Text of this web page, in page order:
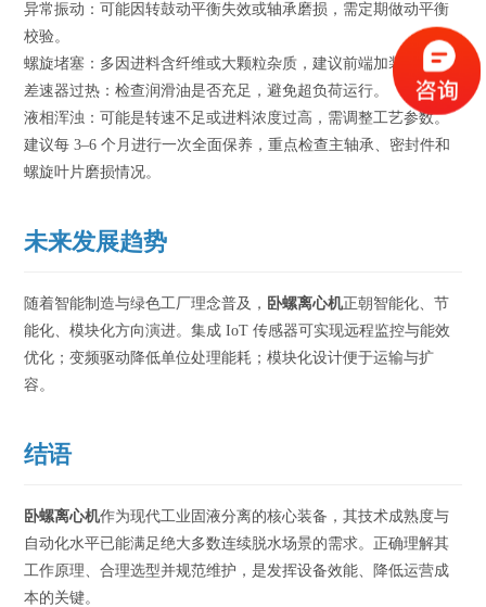
异常振动：可能因转鼓动平衡失效或轴承磨损，需定期做动平衡
校验。
螺旋堵塞：多因进料含纤维或大颗粒杂质，建议前端加装筛网。
差速器过热：检查润滑油是否充足，避免超负荷运行。
液相浑浊：可能是转速不足或进料浓度过高，需调整工艺参数。
建议每 3–6 个月进行一次全面保养，重点检查主轴承、密封件和
螺旋叶片磨损情况。
未来发展趋势
随着智能制造与绿色工厂理念普及， 卧螺离心机正朝智能化、节
能化、模块化方向演进。集成 IoT 传感器可实现远程监控与能效
优化；变频驱动降低单位处理能耗；模块化设计便于运输与扩
容。
结语
卧螺离心机作为现代工业固液分离的核心装备，其技术成熟度与
自动化水平已能满足绝大多数连续脱水场景的需求。正确理解其
工作原理、合理选型并规范维护，是发挥设备效能、降低运营成
本的关键。